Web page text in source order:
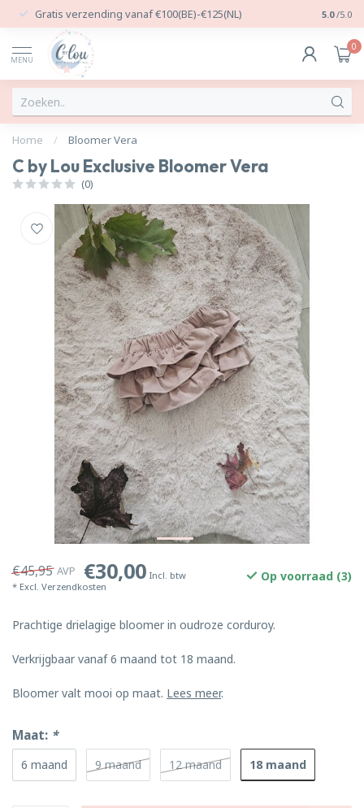
Gratis verzending vanaf €100(BE)-€125(NL) 24/7
5.0 /5.0
MENU
0
Home / Bloomer Vera
C by Lou Exclusive Bloomer Vera
(0)
€45,95 AVP €30,00 Incl. btw
* Excl. Verzendkosten
Op voorraad (3)
Prachtige drielagige bloomer in oudroze corduroy.
Verkrijgbaar vanaf 6 maand tot 18 maand.
Bloomer valt mooi op maat. Lees meer.
Maat: *
6 maand 9 maand 12 maand 18 maand